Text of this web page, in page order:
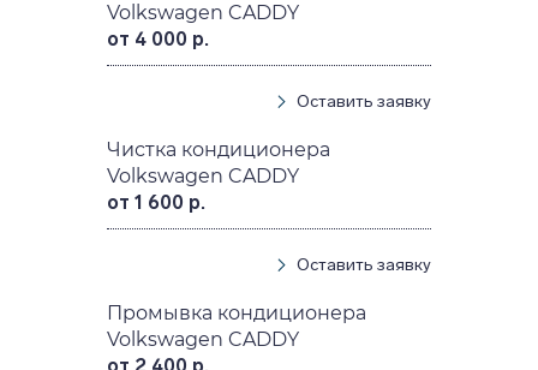
Volkswagen CADDY
от 4 000 р.
Оставить заявку
Чистка кондиционера
Volkswagen CADDY
от 1 600 р.
Оставить заявку
Промывка кондиционера
Volkswagen CADDY